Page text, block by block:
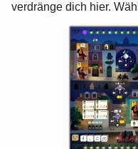
verdränge dich hier.